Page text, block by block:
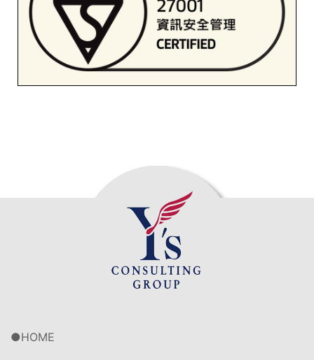
HOME